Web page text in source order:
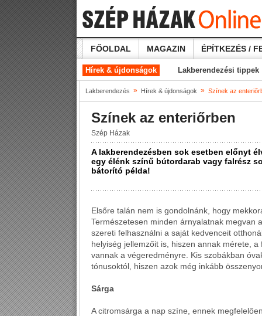
FŐOLDAL MAGAZIN ÉPÍTKEZÉS /
Hírek & újdonságok Lakberendezési tippek
Lakberendezés » Hírek & újdonságok » Színek az
Színek az enteriőrben
Szép Házak
A lakberendezésben sok esetben előnyt
egy élénk színű bútordarab vagy falrész
bátorító példa!
Elsőre talán nem is gondolnánk, hogy
Természetesen minden árnyalatnak megvan
szereti felhasználni a saját kedvenceit
helyiség jellemzőit is, hiszen annak mérete,
vannak a végeredményre. Kis szobákban
tónusoktól, hiszen azok még inkább
Sárga
A citromsárga a nap színe, ennek